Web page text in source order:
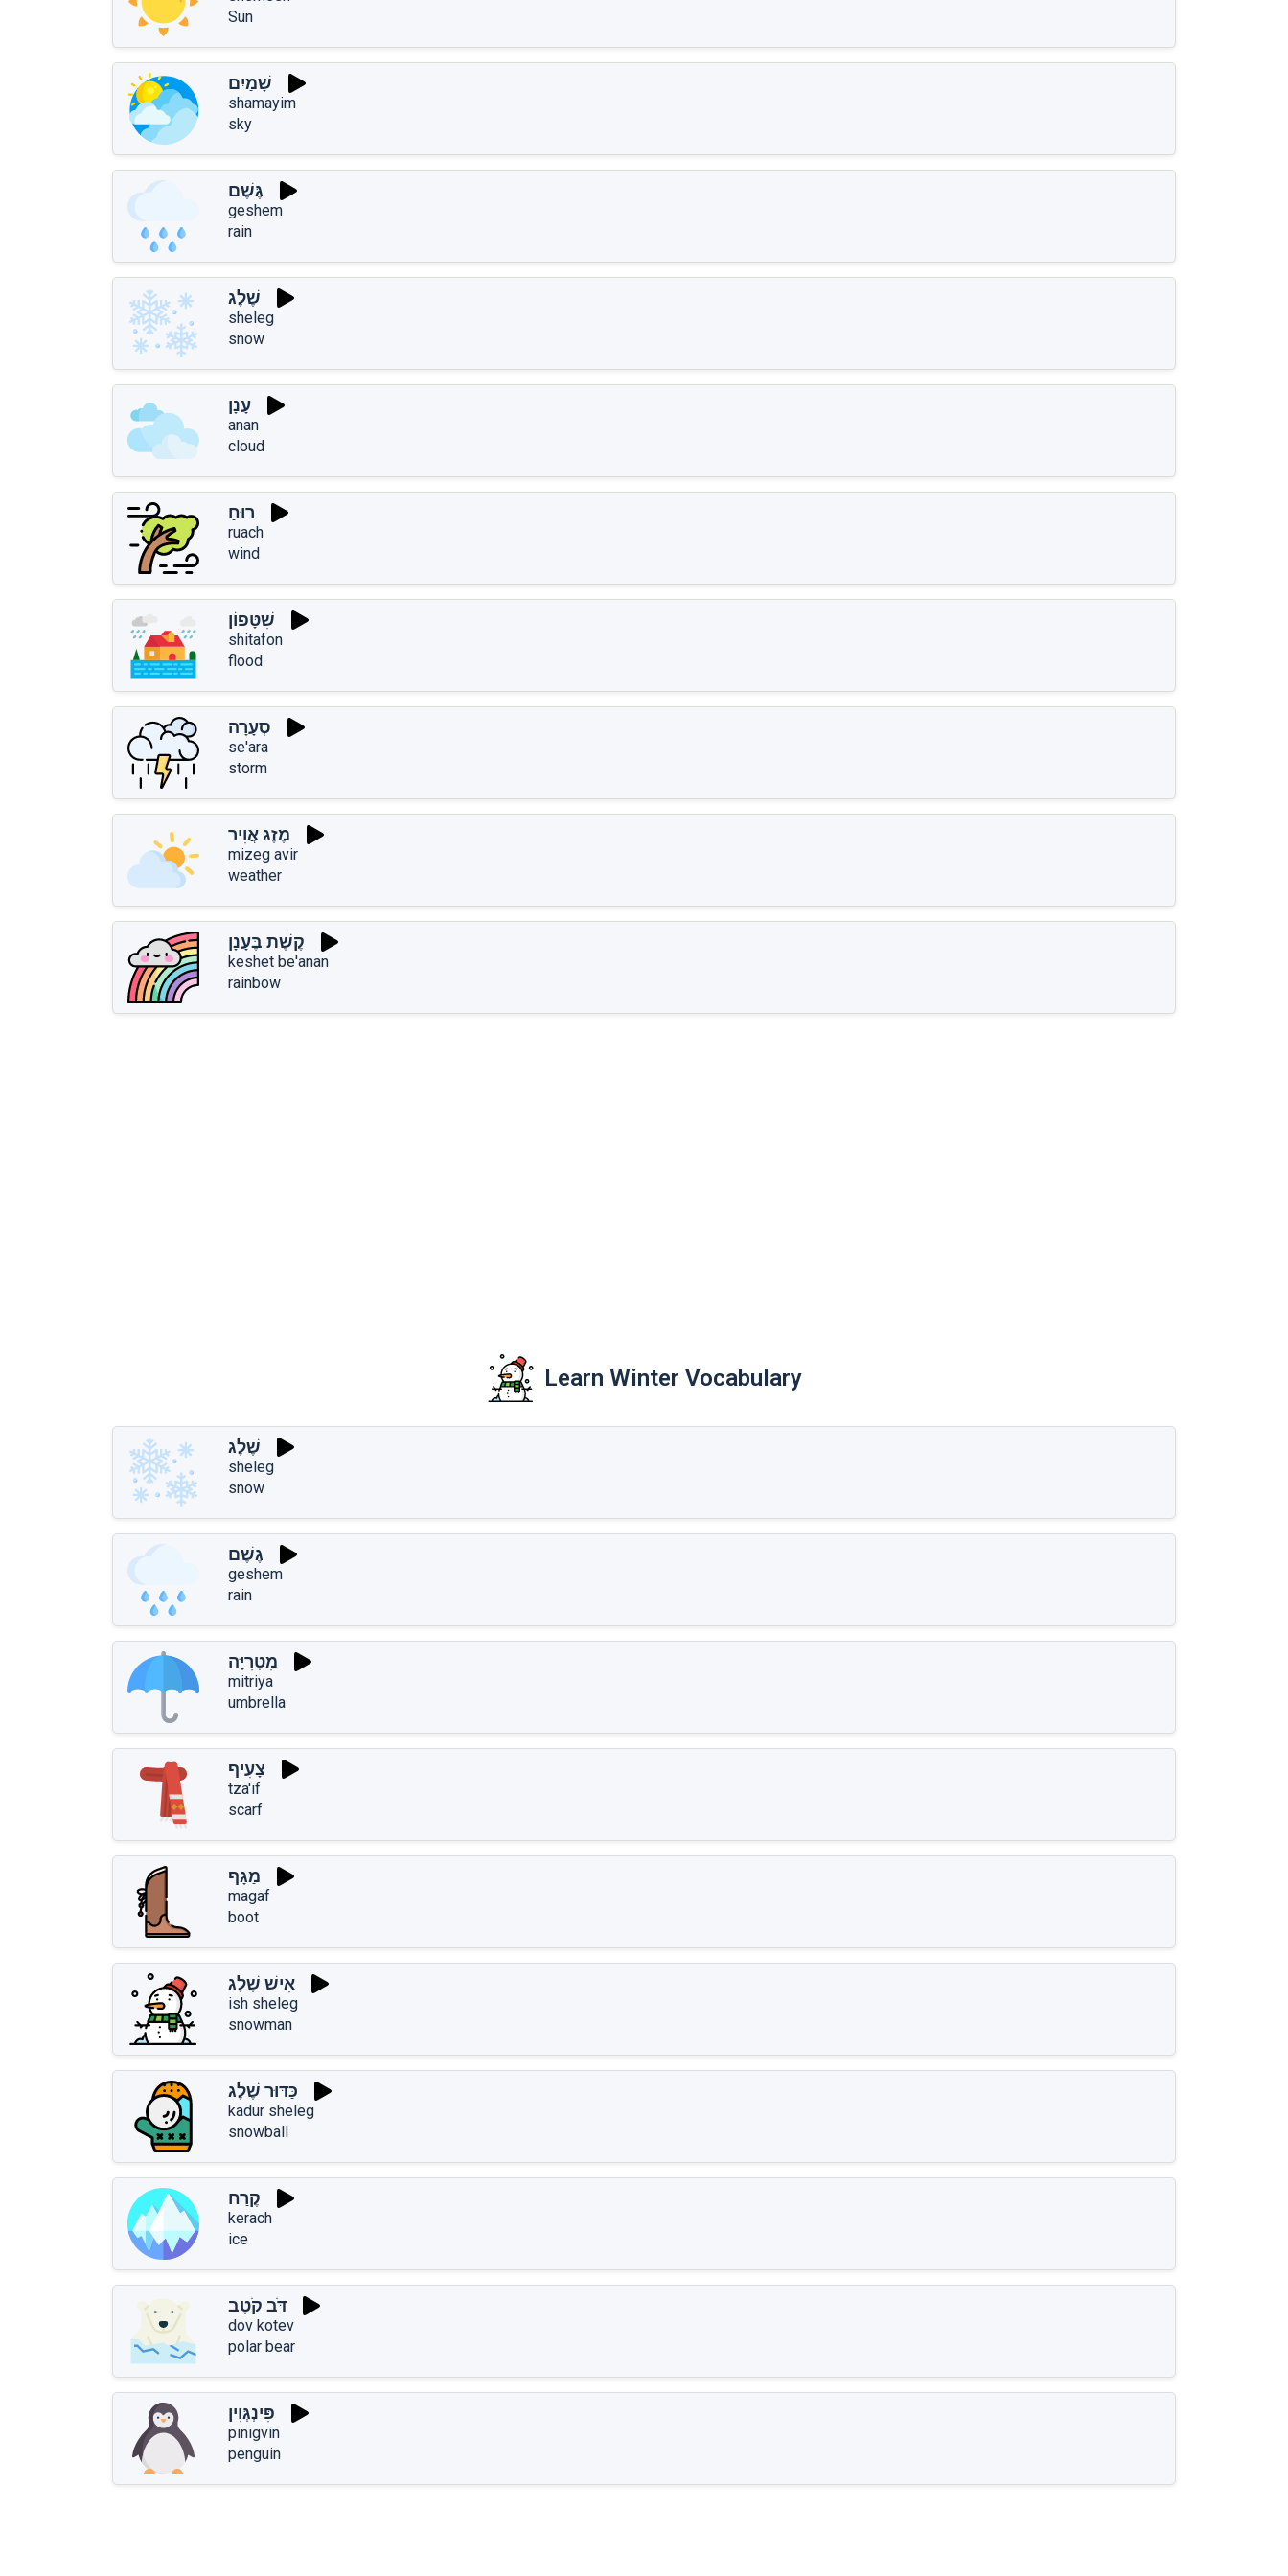
Sun
שָׁמַיִם
shamayim
sky
גֶּשֶׁם
geshem
rain
שֶׁלֶג
sheleg
snow
עָנָן
anan
cloud
רוּחַ
ruach
wind
שִׁטָּפוֹן
shitafon
flood
סְעָרָה
se'ara
storm
מֶזֶג אֲוִיר
mizeg avir
weather
קֶשֶׁת בֶּעָנָן
keshet be'anan
rainbow
Learn Winter Vocabulary
שֶׁלֶג
sheleg
snow
גֶּשֶׁם
geshem
rain
מִטְרִיָּה
mitriya
umbrella
צָעִיף
tza'if
scarf
מַגָּף
magaf
boot
אִישׁ שֶׁלֶג
ish sheleg
snowman
כַּדּוּר שֶׁלֶג
kadur sheleg
snowball
קֶרַח
kerach
ice
דֹּב קֹטֶב
dov kotev
polar bear
פִּינְגְּוִין
pinigvin
penguin